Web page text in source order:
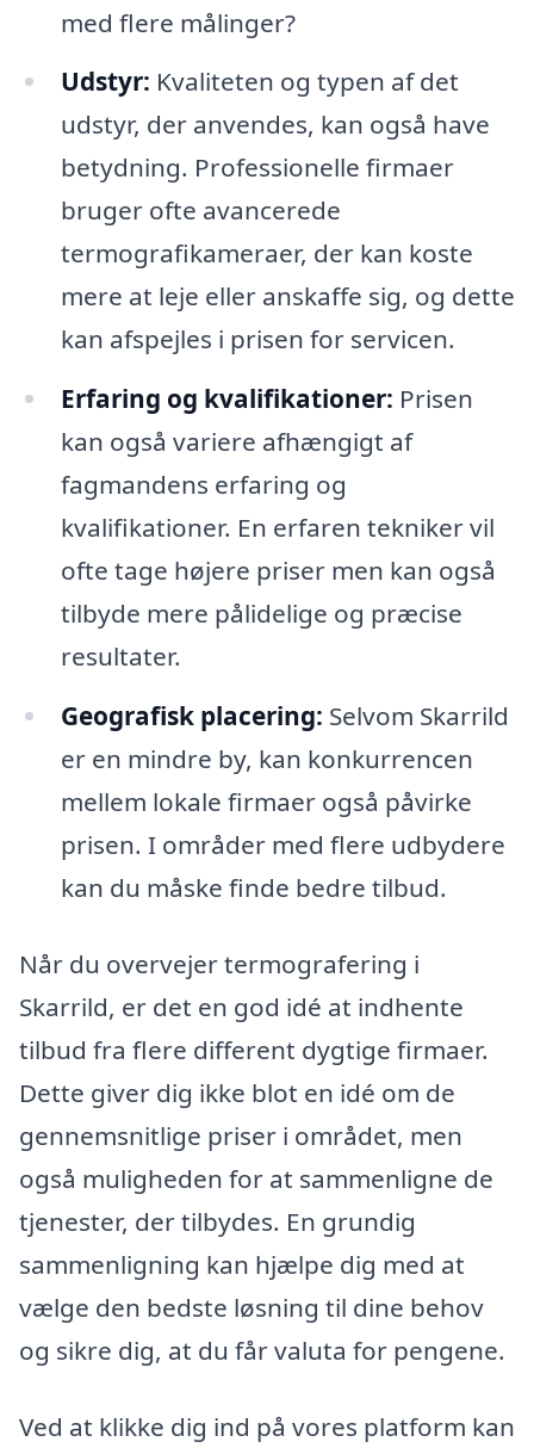
med flere målinger?
Udstyr: Kvaliteten og typen af det
udstyr, der anvendes, kan også have
betydning. Professionelle firmaer
bruger ofte avancerede
termografikameraer, der kan koste
mere at leje eller anskaffe sig, og dette
kan afspejles i prisen for servicen.
Erfaring og kvalifikationer: Prisen
kan også variere afhængigt af
fagmandens erfaring og
kvalifikationer. En erfaren tekniker vil
ofte tage højere priser men kan også
tilbyde mere pålidelige og præcise
resultater.
Geografisk placering: Selvom Skarrild
er en mindre by, kan konkurrencen
mellem lokale firmaer også påvirke
prisen. I områder med flere udbydere
kan du måske finde bedre tilbud.
Når du overvejer termografering i
Skarrild, er det en god idé at indhente
tilbud fra flere different dygtige firmaer.
Dette giver dig ikke blot en idé om de
gennemsnitlige priser i området, men
også muligheden for at sammenligne de
tjenester, der tilbydes. En grundig
sammenligning kan hjælpe dig med at
vælge den bedste løsning til dine behov
og sikre dig, at du får valuta for pengene.
Ved at klikke dig ind på vores platform kan